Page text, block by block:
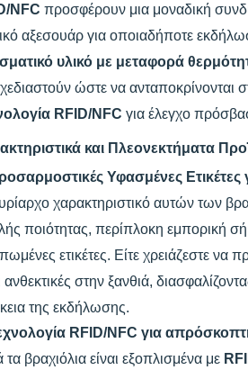
NFC προσφέρουν μια μοναδική
αξεσουάρ για οποιαδήποτε
υλικό με μεταφορά
ώστε να ανταποκρίνονται
RFID/NFC για έλεγχο
και Πλεονεκτήματα
Υφασμένες
χαρακτηριστικό αυτών των
ποιότητας, περίπλοκη εμπορική
ετικέτες. Είτε χρειάζεστε να
ανθεκτικές στην ξανθιά,
της εκδήλωσης.
RFID/ΝFC για
τα βραχιόλια είναι εξοπλισμένα με